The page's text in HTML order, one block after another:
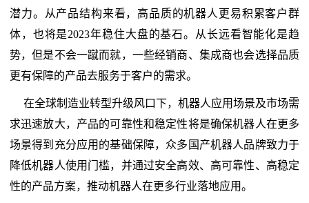
潜力。从产品结构来看，高品质的机器人更易积累客户群
体，也将是2023年稳住大盘的基石。从长远看智能化是趋
势，但是不会一蹴而就，一些经销商、集成商也会选择品质
更有保障的产品去服务于客户的需求。
在全球制造业转型升级风口下，机器人应用场景及市场需
求迅速放大，产品的可靠性和稳定性将是确保机器人在更多
场景得到充分应用的基础保障，众多国产机器人品牌致力于
降低机器人使用门槛，并通过安全高效、高可靠性、高稳定
性的产品方案，推动机器人在更多行业落地应用。